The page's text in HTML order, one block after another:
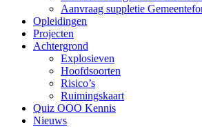
Aanvraag suppletie
Opleidingen
Projecten
Achtergrond
Explosieven
Hoofdsoorten
Risico’s
Ruimingskaart
Quiz OOO Kennis
Nieuws